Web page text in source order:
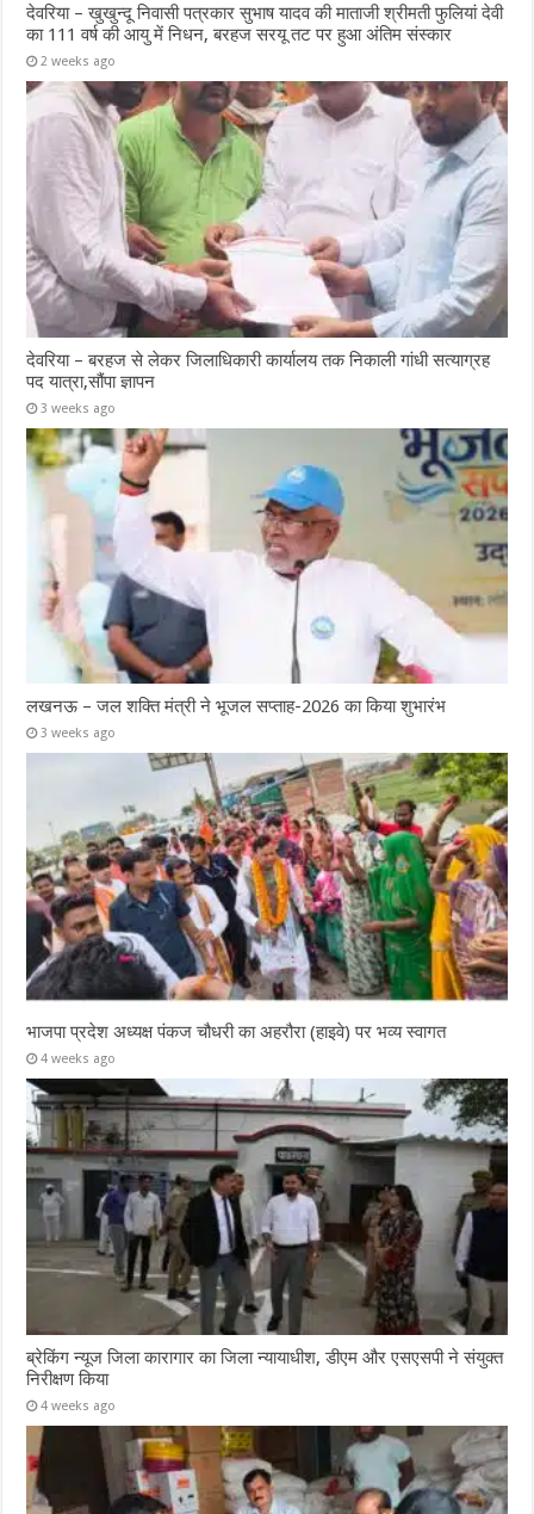
देवरिया – खुखुन्दू निवासी पत्रकार सुभाष यादव की माताजी श्रीमती फुलियां देवी
का 111 वर्ष की आयु में निधन, बरहज सरयू तट पर हुआ अंतिम संस्कार
2 weeks ago
देवरिया – बरहज से लेकर जिलाधिकारी कार्यालय तक निकाली गांधी सत्याग्रह
पद यात्रा,सौंपा ज्ञापन
3 weeks ago
लखनऊ – जल शक्ति मंत्री ने भूजल सप्ताह-2026 का किया शुभारंभ
3 weeks ago
भाजपा प्रदेश अध्यक्ष पंकज चौधरी का अहरौरा (हाइवे) पर भव्य स्वागत
4 weeks ago
ब्रेकिंग न्यूज जिला कारागार का जिला न्यायाधीश, डीएम और एसएसपी ने संयुक्त
निरीक्षण किया
4 weeks ago